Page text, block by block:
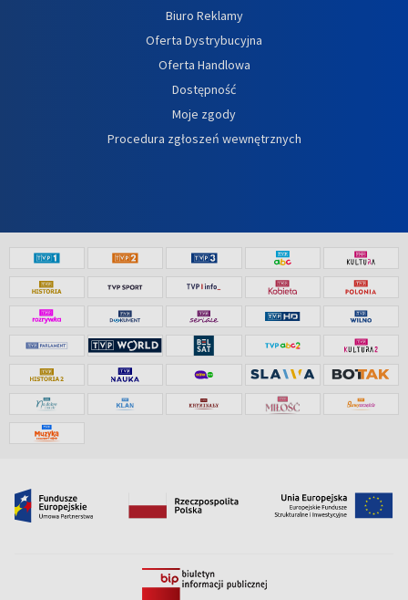
Biuro Reklamy
Oferta Dystrybucyjna
Oferta Handlowa
Dostępność
Moje zgody
Procedura zgłoszeń wewnętrznych